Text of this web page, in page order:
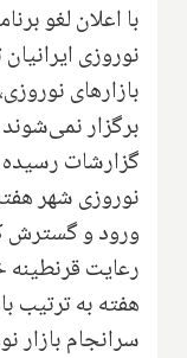
با اعلان لغو
نوروزی
بازارهای
برگزار نمی‌شوند
نوروزی شهر
ورود و گسترش
رعایت قرنطینه
هفته به ترتیب
سرانجام بازار